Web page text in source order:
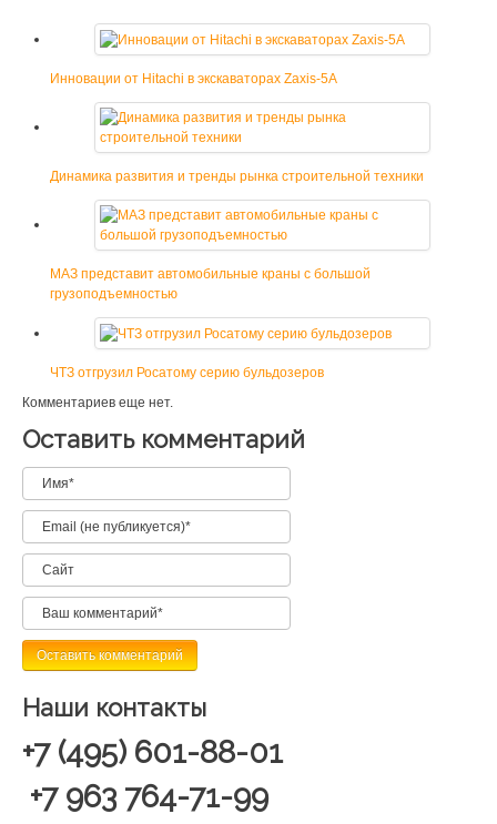
Инновации от Hitachi в экскаваторах Zaxis-5A
Динамика развития и тренды рынка строительной техники
МАЗ представит автомобильные краны с большой
грузоподъемностью
ЧТЗ отгрузил Росатому серию бульдозеров
Комментариев еще нет.
Оставить комментарий
Наши контакты
+7 (495) 601-88-01
+7 963 764-71-99